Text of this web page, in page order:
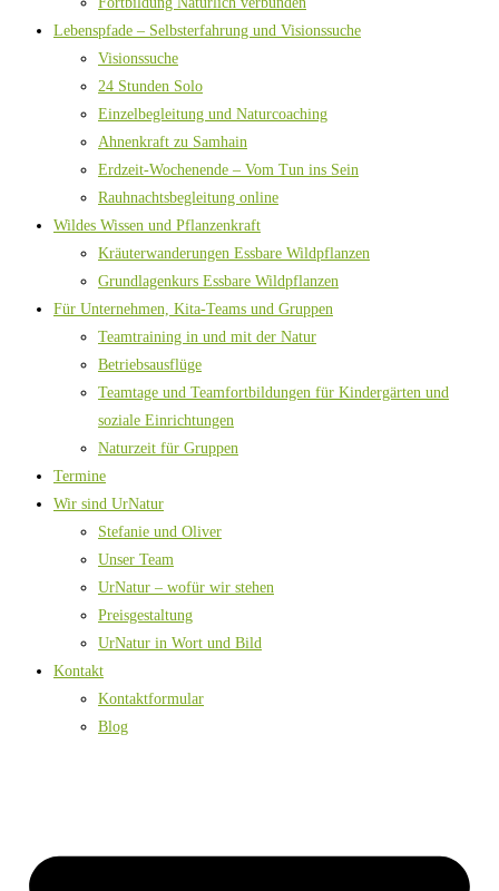
Lebenspfade – Selbsterfahrung und Visionssuche
Visionssuche
24 Stunden Solo
Einzelbegleitung und Naturcoaching
Ahnenkraft zu Samhain
Erdzeit-Wochenende – Vom Tun ins Sein
Rauhnachtsbegleitung online
Wildes Wissen und Pflanzenkraft
Kräuterwanderungen Essbare Wildpflanzen
Grundlagenkurs Essbare Wildpflanzen
Für Unternehmen, Kita-Teams und Gruppen
Teamtraining in und mit der Natur
Betriebsausflüge
Teamtage und Teamfortbildungen für Kindergärten und
soziale Einrichtungen
Naturzeit für Gruppen
Termine
Wir sind UrNatur
Stefanie und Oliver
Unser Team
UrNatur – wofür wir stehen
Preisgestaltung
UrNatur in Wort und Bild
Kontakt
Kontaktformular
Blog